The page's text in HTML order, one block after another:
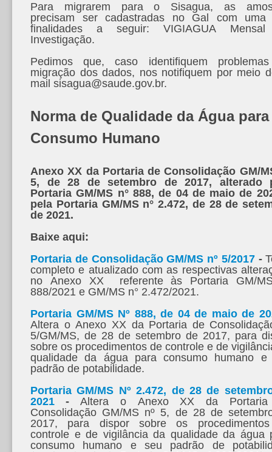
Para migrarem para o Sisagua, as
precisam ser cadastradas no Gal com uma
finalidades a seguir: VIGIAGUA
Investigação.
Pedimos que, caso identifiquem
migração dos dados, nos notifiquem por meio
mail sisagua@saude.gov.br.
Norma de Qualidade da Água para
Consumo Humano
Anexo XX da Portaria de Consolidação GM/
5, de 28 de setembro de 2017, alterado
Portaria GM/MS n° 888, de 04 de maio de
pela Portaria GM/MS n° 2.472, de 28 de
de 2021.
Baixe aqui:
Portaria de Consolidação GM/MS nº 5/2017 -
completo e atualizado com as respectivas
no Anexo XX referente às Portaria GM/
888/2021 e GM/MS n° 2.472/2021.
Portaria GM/MS Nº 888, de 04 de maio de
Altera o Anexo XX da Portaria de
5/GM/MS, de 28 de setembro de 2017, para
sobre os procedimentos de controle e de
qualidade da água para consumo humano e
padrão de potabilidade.
Portaria GM/MS Nº 2.472, de 28 de
2021 - Altera o Anexo XX da
Consolidação GM/MS nº 5, de 28 de
2017, para dispor sobre os
controle e de vigilância da qualidade da água
consumo humano e seu padrão de